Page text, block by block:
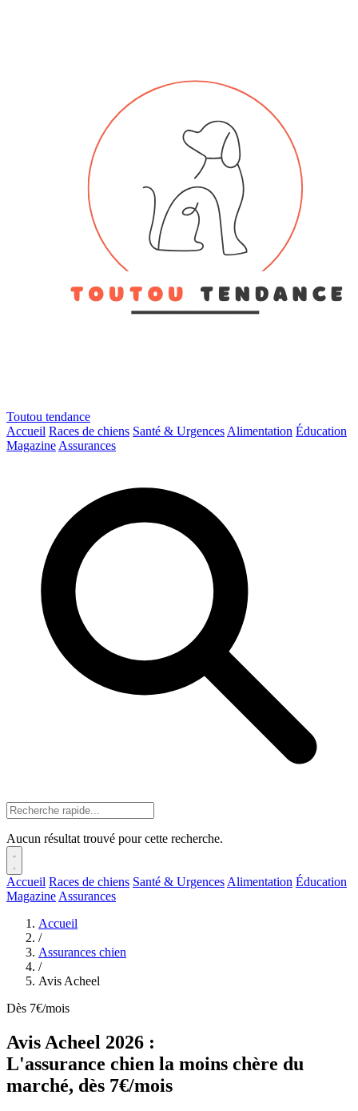
Toutou tendance
Accueil Races de chiens Santé & Urgences Alimentation Éducation
Magazine Assurances
Aucun résultat trouvé pour cette recherche.
Accueil Races de chiens Santé & Urgences Alimentation Éducation
Magazine Assurances
Accueil
/
Assurances chien
/
Avis Acheel
Dès 7€/mois
Avis Acheel 2026 :
L'assurance chien la moins chère du
marché, dès 7€/mois